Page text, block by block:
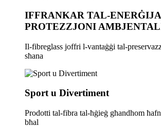
IFFRANKAR TAL-
PROTEZZJONI
Il-fibreglass joffri l-vantaġġi tal-
sħana
Sport u Divertiment
Prodotti tal-fibra tal-ħġieġ għandhom
bħal